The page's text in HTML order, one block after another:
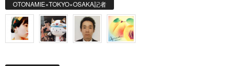
OTONAMIE×TOKYO×OSAKA記者